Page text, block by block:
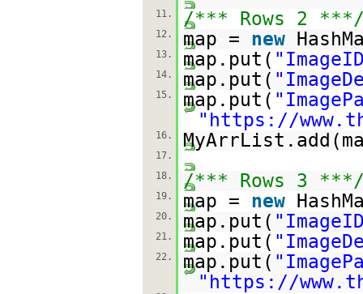
11.
/*** Rows 2
12. map = new
13. map.put(
14. map.put(
15. map.put(
" https://
16.
17.
18.
/*** Rows 3
19. map = new
20. map.put(
21. map.put(
22. map.put(
" https://